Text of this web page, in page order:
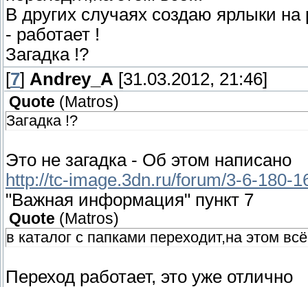
В других случаях создаю ярлыки
- работает !
Загадка !?
[7] Andrey_A [31.03.2012, 21:46]
Quote (Matros)
Загадка !?
Это не загадка - Об этом написано
http://tc-image.3dn.ru/forum/3-6-180-
"Важная информация" пункт 7
Quote (Matros)
в каталог с папками переходит,на этом
Переход работает, это уже отлично